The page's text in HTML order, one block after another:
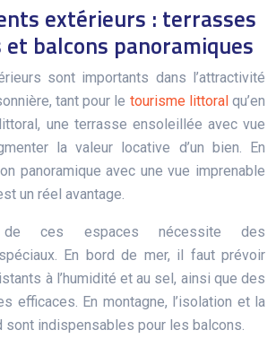
extérieurs : terrasses
balcons panoramiques
sont importants dans l’attractivité
tant pour le tourisme littoral qu’en
une terrasse ensoleillée avec vue
la valeur locative d’un bien. En
panoramique avec une vue imprenable
un réel avantage.
de ces espaces nécessite des
En bord de mer, il faut prévoir
à l’humidité et au sel, ainsi que des
efficaces. En montagne, l’isolation et la
indispensables pour les balcons.